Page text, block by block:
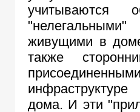
учитываются
живущими в
также
дома. И эти